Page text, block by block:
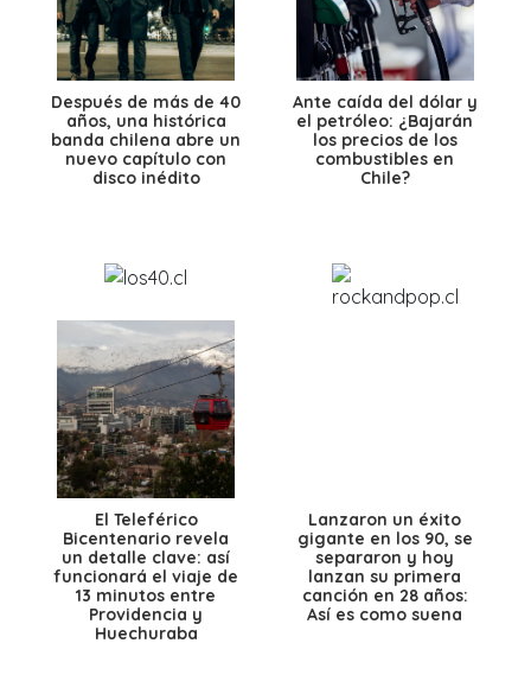
Después de más de 40
años, una histórica
banda chilena abre un
nuevo capítulo con
disco inédito
Ante caída del dólar y
el petróleo: ¿Bajarán
los precios de los
combustibles en
Chile?
El Teleférico
Bicentenario revela
un detalle clave: así
funcionará el viaje de
13 minutos entre
Providencia y
Huechuraba
Lanzaron un éxito
gigante en los 90, se
separaron y hoy
lanzan su primera
canción en 28 años:
Así es como suena